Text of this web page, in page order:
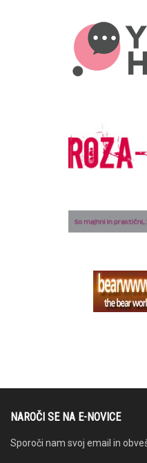
NAROČI SE NA E-NOVICE
Sporoči nam svoj email in